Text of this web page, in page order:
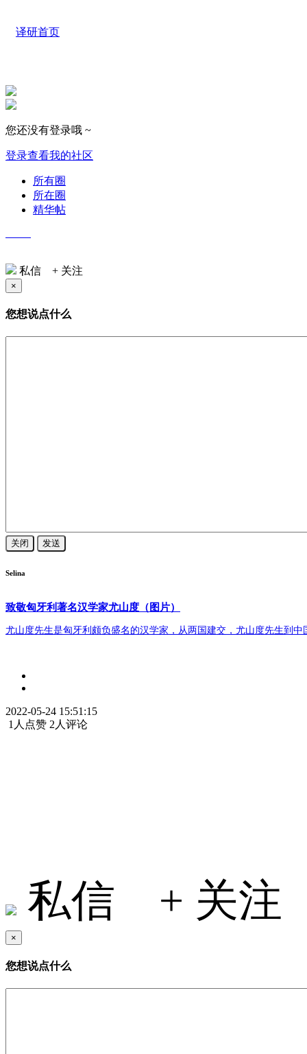
译研首页
您还没有登录哦 ~
登录查看我的社区
所有圈
所在圈
精华帖
私信 + 关注
×
您想说点什么
关闭 发送
Selina
致敬匈牙利著名汉学家尤山度（图片）
尤山度先生是匈牙利颇负盛名的汉学家，从两国建交，尤山度先生到
2022-05-24 15:51:15
1人点赞 2人评论
私信 + 关注
×
您想说点什么